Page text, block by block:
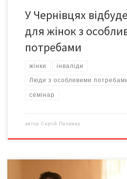
У Чернівцях
для жінок з
потребами
жінки інваліди
Люди з особливими
семінар
автор Сергій Паламар